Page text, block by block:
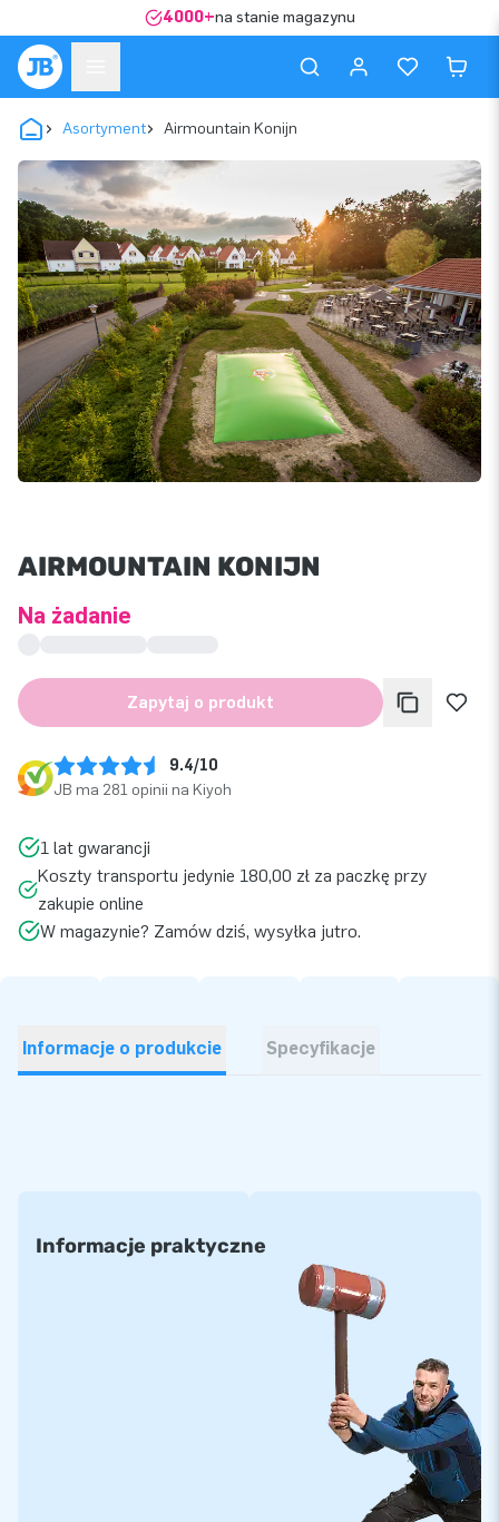
4000+na stanie magazynu
Asortyment Airmountain Konijn
AIRMOUNTAIN KONIJN
Na żądanie
Zapytaj o produkt
9.4/10
JB ma 281 opinii na Kiyoh
1 lat gwarancji
Koszty transportu jedynie 180,00 zł za paczkę przy
zakupie online
W magazynie? Zamów dziś, wysyłka jutro.
Informacje o produkcie Specyfikacje
Informacje praktyczne